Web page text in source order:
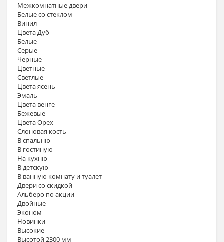
Межкомнатные двери
Белые со стеклом
Винил
Цвета Дуб
Белые
Серые
Черные
Цветные
Светлые
Цвета ясень
Эмаль
Цвета венге
Бежевые
Цвета Орех
Слоновая кость
В спальню
В гостиную
На кухню
В детскую
В ванную комнату и туалет
Двери со скидкой
Альберо по акции
Двойные
Эконом
Новинки
Высокие
Высотой 2300 мм